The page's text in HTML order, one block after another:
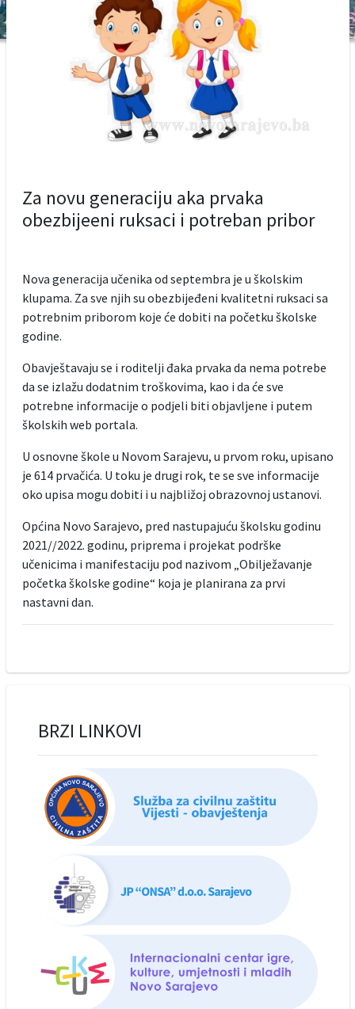
Za novu generaciju aka prvaka
obezbijeeni ruksaci i potreban pribor
Nova generacija učenika od septembra je u školskim
klupama. Za sve njih su obezbijeđeni kvalitetni ruksaci sa
potrebnim priborom koje će dobiti na početku školske
godine.
Obavještavaju se i roditelji đaka prvaka da nema potrebe
da se izlažu dodatnim troškovima, kao i da će sve
potrebne informacije o podjeli biti objavljene i putem
školskih web portala.
U osnovne škole u Novom Sarajevu, u prvom roku, upisano
je 614 prvačića. U toku je drugi rok, te se sve informacije
oko upisa mogu dobiti i u najbližoj obrazovnoj ustanovi.
Općina Novo Sarajevo, pred nastupajuću školsku godinu
2021//2022. godinu, priprema i projekat podrške
učenicima i manifestaciju pod nazivom „Obilježavanje
početka školske godine“ koja je planirana za prvi
nastavni dan.
BRZI LINKOVI